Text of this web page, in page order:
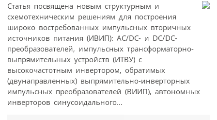
Статья посвящена новым структурным и
схемотехническим решениям для построения
широко востребованных импульсных вторичных
источников питания (ИВИП): AC/DC- и DC/DC-
преобразователей, импульсных трансформаторно-
выпрямительных устройств (ИТВУ) с
высокочастотным инвертором, обратимых
(двунаправленных) выпрямительно-инверторных
импульсных преобразователей (ВИИП), автономных
инверторов синусоидального...